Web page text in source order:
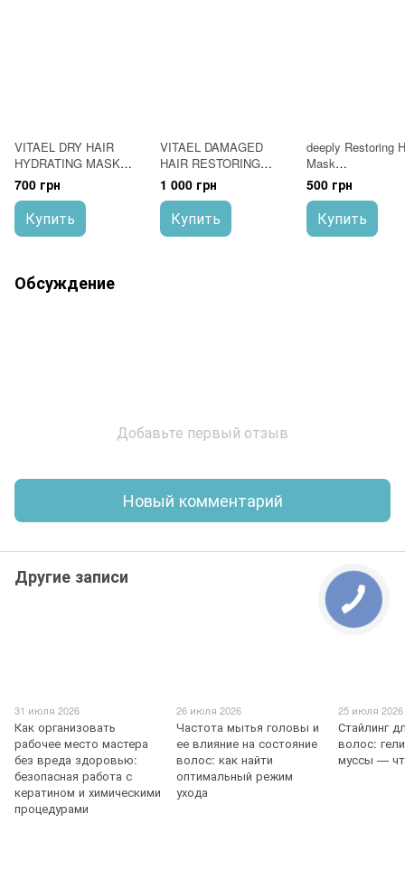
VITAEL DRY HAIR
HYDRATING MASK
Маска увлажняющая
250 мл
700 грн
Купить
VITAEL DAMAGED
HAIR RESTORING
MASK Маска
восстанавливающая
для поврежденных
волос 500 мл
1 000 грн
Купить
deeply Restoring
Mask
маска для волос
мл
500 грн
Купить
Обсуждение
Добавьте первый отзыв
Новый комментарий
Другие записи
31 июля 2026
Как организовать
рабочее место мастера
без вреда здоровью:
безопасная работа с
кератином и химическими
процедурами
26 июля 2026
Частота мытья головы и
ее влияние на состояние
волос: как найти
оптимальный режим
ухода
25 июля 2026
Стайлинг
волос:
муссы —